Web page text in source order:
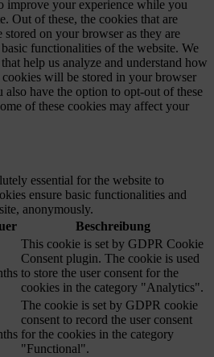
improve your experience while you
Out of these, the cookies that are
stored on your browser as they are
functionalities of the website. We
help us analyze and understand how
will be stored in your browser
have the option to opt-out of these
of these cookies may affect your
essential for the website to
ensure basic functionalities and
anonymously.
Beschreibung
This cookie is set by GDPR Cookie
Consent plugin. The cookie is used
to store the user consent for the
cookies in the category "Analytics".
The cookie is set by GDPR cookie
consent to record the user consent
for the cookies in the category
"Functional".